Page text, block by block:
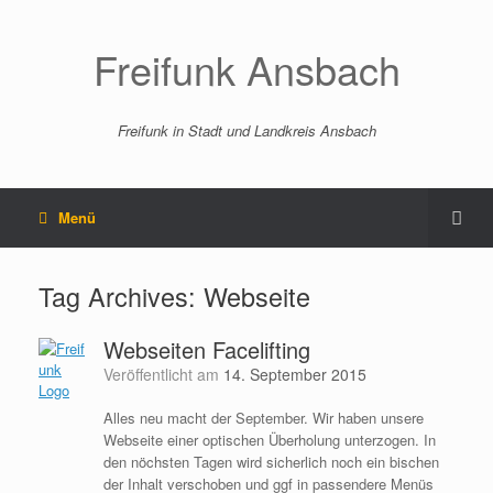
Freifunk Ansbach
Freifunk in Stadt und Landkreis Ansbach
Menü
Tag Archives: Webseite
Webseiten Facelifting
Veröffentlicht am 14. September 2015
Alles neu macht der September. Wir haben unsere
Webseite einer optischen Überholung unterzogen. In
den nöchsten Tagen wird sicherlich noch ein bischen
der Inhalt verschoben und ggf in passendere Menüs